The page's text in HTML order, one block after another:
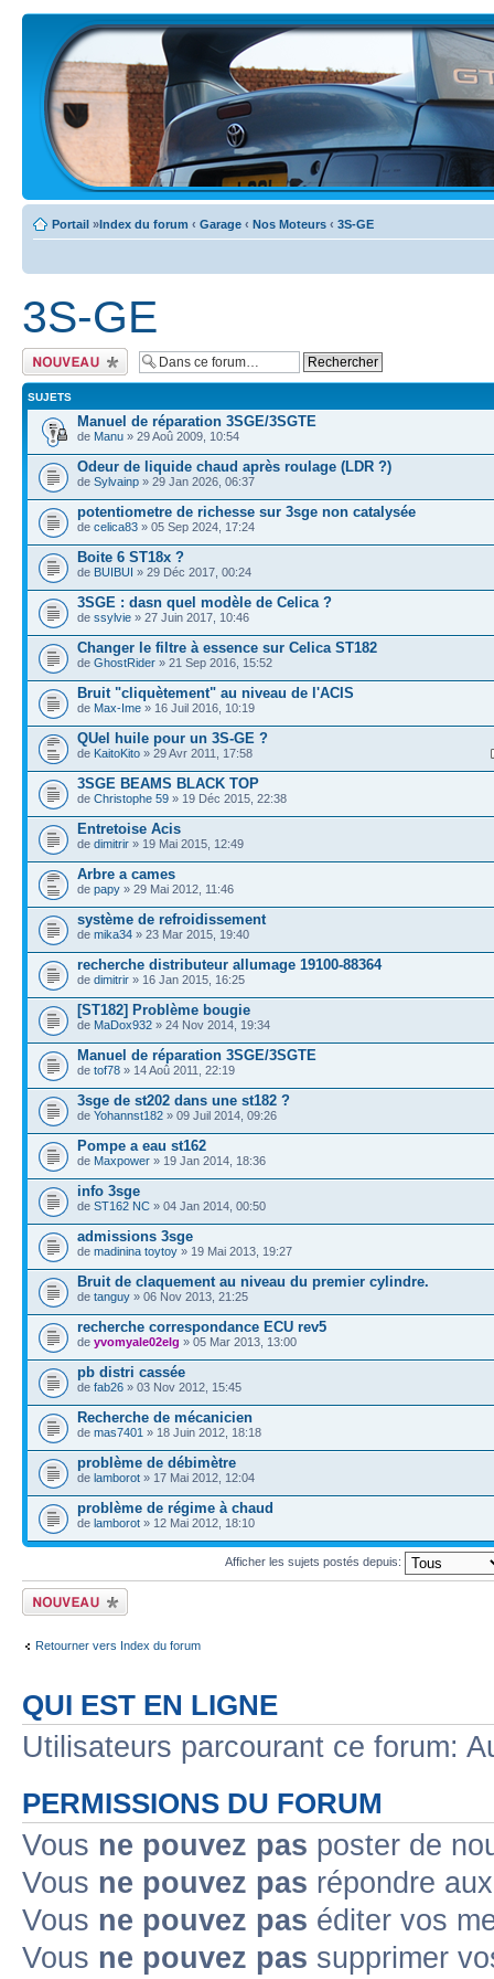
Portail »Index du forum ‹ Garage ‹ Nos Moteurs ‹ 3S-GE
3S-GE
Ecrire un nouveau
sujet
SUJETS
Manuel de réparation 3SGE/3SGTE
de Manu » 29 Aoû 2009, 10:54
Odeur de liquide chaud après roulage (LDR ?)
de Sylvainp » 29 Jan 2026, 06:37
potentiometre de richesse sur 3sge non catalysée
de celica83 » 05 Sep 2024, 17:24
Boite 6 ST18x ?
de BUIBUI » 29 Déc 2017, 00:24
3SGE : dasn quel modèle de Celica ?
de ssylvie » 27 Juin 2017, 10:46
Changer le filtre à essence sur Celica ST182
de GhostRider » 21 Sep 2016, 15:52
Bruit "cliquètement" au niveau de l'ACIS
de Max-Ime » 16 Juil 2016, 10:19
QUel huile pour un 3S-GE ?
de KaitoKito » 29 Avr 2011, 17:58
3SGE BEAMS BLACK TOP
de Christophe 59 » 19 Déc 2015, 22:38
Entretoise Acis
de dimitrir » 19 Mai 2015, 12:49
Arbre a cames
de papy » 29 Mai 2012, 11:46
système de refroidissement
de mika34 » 23 Mar 2015, 19:40
recherche distributeur allumage 19100-88364
de dimitrir » 16 Jan 2015, 16:25
[ST182] Problème bougie
de MaDox932 » 24 Nov 2014, 19:34
Manuel de réparation 3SGE/3SGTE
de tof78 » 14 Aoû 2011, 22:19
3sge de st202 dans une st182 ?
de Yohannst182 » 09 Juil 2014, 09:26
Pompe a eau st162
de Maxpower » 19 Jan 2014, 18:36
info 3sge
de ST162 NC » 04 Jan 2014, 00:50
admissions 3sge
de madinina toytoy » 19 Mai 2013, 19:27
Bruit de claquement au niveau du premier cylindre.
de tanguy » 06 Nov 2013, 21:25
recherche correspondance ECU rev5
de yvomyale02elg » 05 Mar 2013, 13:00
pb distri cassée
de fab26 » 03 Nov 2012, 15:45
Recherche de mécanicien
de mas7401 » 18 Juin 2012, 18:18
problème de débimètre
de lamborot » 17 Mai 2012, 12:04
problème de régime à chaud
de lamborot » 12 Mai 2012, 18:10
Afficher les sujets postés depuis:
Ecrire un nouveau
sujet
Retourner vers Index du forum
QUI EST EN LIGNE
Utilisateurs parcourant ce forum:
PERMISSIONS DU FORUM
Vous ne pouvez pas poster de
Vous ne pouvez pas répondre
Vous ne pouvez pas éditer vos
Vous ne pouvez pas supprimer